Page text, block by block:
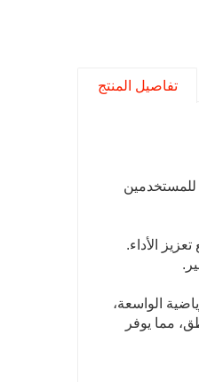
تفاصيل المنتج
الأداء.
الواسعة،
مما يوفر